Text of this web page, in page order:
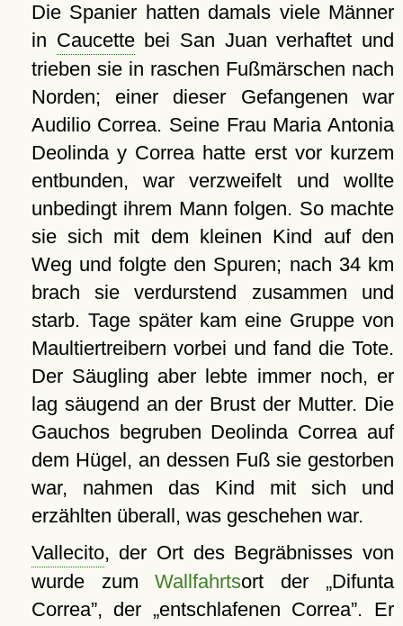
Die Spanier hatten damals viele Männer
in Caucettebei San Juan verhaftet und
trieben sie in raschen Fußmärschen nach
Norden; einer dieser Gefangenen war
Audilio Correa. Seine Frau Maria Antonia
Deolinda y Correa hatte erst vor kurzem
entbunden, war verzweifelt und wollte
unbedingt ihrem Mann folgen. So machte
sie sich mit dem kleinen Kind auf den
Weg und folgte den Spuren; nach 34 km
brach sie verdurstend zusammen und
starb. Tage später kam eine Gruppe von
Maultiertreibern vorbei und fand die Tote.
Der Säugling aber lebte immer noch, er
lag säugend an der Brust der Mutter. Die
Gauchos begruben Deolinda Correa auf
dem Hügel, an dessen Fuß sie gestorben
war, nahmen das Kind mit sich und
erzählten überall, was geschehen war.
Vallecito, der Ort des Begräbnisses von
wurde zumWallfahrtsort der
Difunta
Correa , der entschlafenen Correa . Er